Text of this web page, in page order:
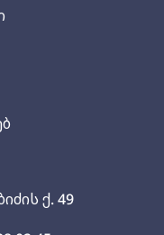
ქ. 49